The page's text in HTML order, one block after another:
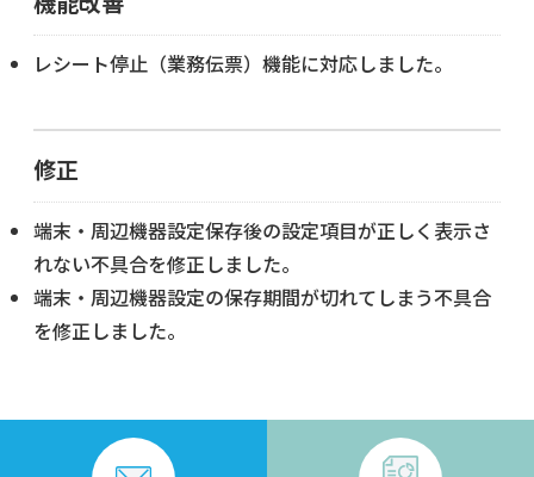
レシート停止（業務伝票）機能に対応しました。
修正
端末・周辺機器設定保存後の設定項目が正しく表示さ
れない不具合を修正しました。
端末・周辺機器設定の保存期間が切れてしまう不具合
を修正しました。